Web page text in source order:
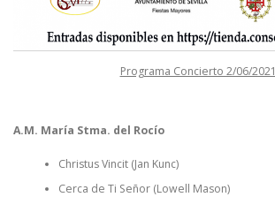
Programa Concierto 2/06/2021
A.M. María Stma. del Rocío
Christus Vincit (Jan Kunc)
Cerca de Ti Señor (Lowell Mason)